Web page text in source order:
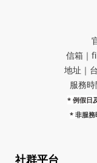
信箱｜
地址｜​
服務
* 例假日
* 非服務
社群平台